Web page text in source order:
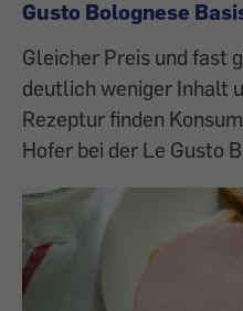
Gusto Bolognese
Gleicher Preis und fast
deutlich weniger Inhalt
Rezeptur finden
Hofer bei der Le Gusto